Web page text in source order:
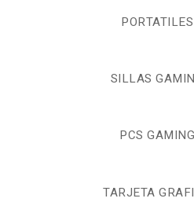
PORTATILES
SILLAS
PCS GAMING
TARJETA